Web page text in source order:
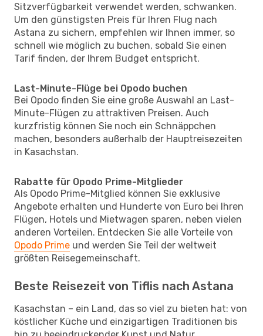
Sitzverfügbarkeit verwendet werden, schwanken.
Um den günstigsten Preis für Ihren Flug nach
Astana zu sichern, empfehlen wir Ihnen immer, so
schnell wie möglich zu buchen, sobald Sie einen
Tarif finden, der Ihrem Budget entspricht.
Last-Minute-Flüge bei Opodo buchen
Bei Opodo finden Sie eine große Auswahl an Last-
Minute-Flügen zu attraktiven Preisen. Auch
kurzfristig können Sie noch ein Schnäppchen
machen, besonders außerhalb der Hauptreisezeiten
in Kasachstan.
Rabatte für Opodo Prime-Mitglieder
Als Opodo Prime-Mitglied können Sie exklusive
Angebote erhalten und Hunderte von Euro bei Ihren
Flügen, Hotels und Mietwagen sparen, neben vielen
anderen Vorteilen. Entdecken Sie alle Vorteile von
Opodo Prime und werden Sie Teil der weltweit
größten Reisegemeinschaft.
Beste Reisezeit von Tiflis nach Astana
Kasachstan – ein Land, das so viel zu bieten hat: von
köstlicher Küche und einzigartigen Traditionen bis